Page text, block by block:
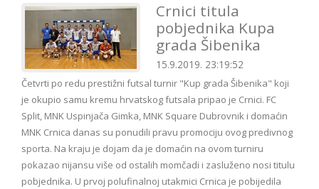
Crnici titula
pobjednika Kupa
grada Šibenika
15.9.2019. 23:19:52
Četvrti po redu prestižni futsal turnir "Kup grada Šibenika" koji
je okupio samu kremu hrvatskog futsala pripao je Crnici. FC
Split, MNK Uspinjača Gimka, MNK Square Dubrovnik i domaćin
MNK Crnica danas su ponudili pravu promociju ovog predivnog
sporta. Na kraju je dojam da je domaćin na ovom turniru
pokazao nijansu više od ostalih momčadi i zasluženo nosi titulu
pobjednika. U prvoj polufinalnoj utakmici Crnica je pobijedila